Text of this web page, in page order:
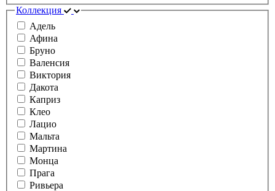
Коллекция
Адель
Афина
Бруно
Валенсия
Виктория
Дакота
Каприз
Клео
Лацио
Мальта
Мартина
Монца
Прага
Ривьера